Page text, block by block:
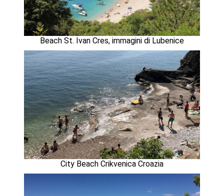
Beach St. Ivan Cres, immagini di Lubenice
City Beach Crikvenica Croazia